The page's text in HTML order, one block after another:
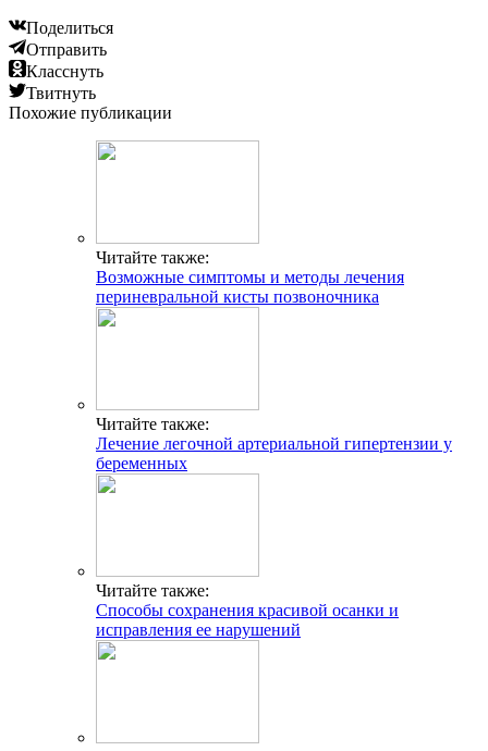
Поделиться
Отправить
Класснуть
Твитнуть
Похожие публикации
Читайте также:
Возможные симптомы и методы лечения
периневральной кисты позвоночника
Читайте также:
Лечение легочной артериальной гипертензии у
беременных
Читайте также:
Способы сохранения красивой осанки и
исправления ее нарушений